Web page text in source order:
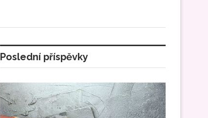
Poslední příspěvky